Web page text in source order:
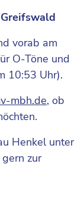
vorab am
O-Töne und
10:53 Uhr).
mbh.de, ob
Henkel unter
zur